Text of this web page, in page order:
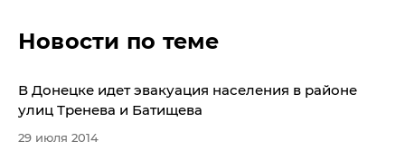
Новости по теме
​В Донецке идет эвакуация населения в районе
улиц Тренева и Батищева
29 июля 2014